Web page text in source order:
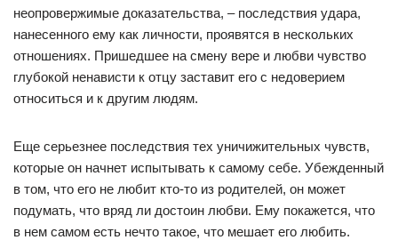
неопровержимые доказательства, – последствия удара,
нанесенного ему как личности, проявятся в нескольких
отношениях. Пришедшее на смену вере и любви чувство
глубокой ненависти к отцу заставит его с недоверием
относиться и к другим людям.
Еще серьезнее последствия тех уничижительных чувств,
которые он начнет испытывать к самому себе. Убежденный
в том, что его не любит кто-то из родителей, он может
подумать, что вряд ли достоин любви. Ему покажется, что
в нем самом есть нечто такое, что мешает его любить.